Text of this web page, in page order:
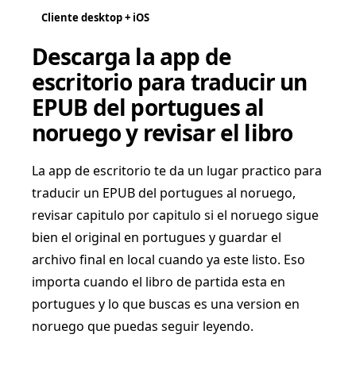
Cliente desktop + iOS
Descarga la app de
escritorio para traducir un
EPUB del portugues al
noruego y revisar el libro
La app de escritorio te da un lugar practico para
traducir un EPUB del portugues al noruego,
revisar capitulo por capitulo si el noruego sigue
bien el original en portugues y guardar el
archivo final en local cuando ya este listo. Eso
importa cuando el libro de partida esta en
portugues y lo que buscas es una version en
noruego que puedas seguir leyendo.